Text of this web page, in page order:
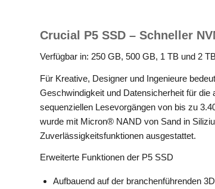
Crucial P5 SSD – Schneller
Verfügbar in: 250 GB, 500 GB, 1 TB und 2
Für Kreative, Designer und Ingenieure
Geschwindigkeit und Datensicherheit für
sequenziellen Lesevorgängen von bis zu
wurde mit Micron® NAND von Sand in
Zuverlässigkeitsfunktionen ausgestattet.
Erweiterte Funktionen der P5 SSD
Aufbauend auf der branchenführenden